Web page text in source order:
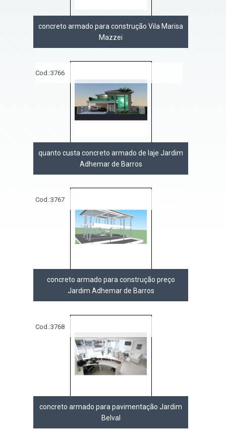
concreto armado para construção Vila Marisa
Mazzei
Cod.:3766
quanto custa concreto armado de laje Jardim
Adhemar de Barros
Cod.:3767
concreto armado para construção preço
Jardim Adhemar de Barros
Cod.:3768
concreto armado para pavimentação Jardim
Belval